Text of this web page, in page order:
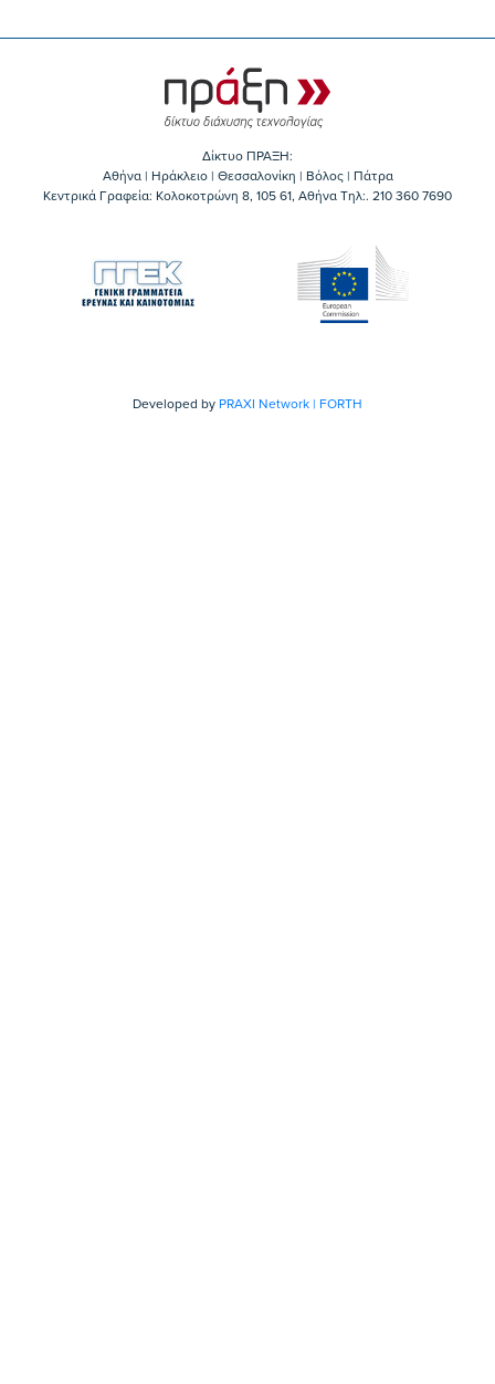
Δίκτυο ΠΡΑΞΗ:
Αθήνα | Ηράκλειο | Θεσσαλονίκη | Βόλος | Πάτρα
Κεντρικά Γραφεία: Kολοκοτρώνη 8, 105 61, Αθήνα Τηλ:. 210 360 7690
Developed by PRAXI Network | FORTH